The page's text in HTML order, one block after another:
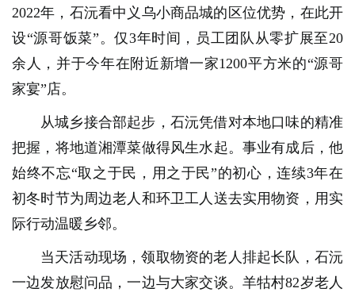
2022年，石沅看中义乌小商品城的区位优势，在此开
设“源哥饭菜”。仅3年时间，员工团队从零扩展至20
余人，并于今年在附近新增一家1200平方米的“源哥
家宴”店。
从城乡接合部起步，石沅凭借对本地口味的精准
把握，将地道湘潭菜做得风生水起。事业有成后，他
始终不忘“取之于民，用之于民”的初心，连续3年在
初冬时节为周边老人和环卫工人送去实用物资，用实
际行动温暖乡邻。
当天活动现场，领取物资的老人排起长队，石沅
一边发放慰问品，一边与大家交谈。羊牯村82岁老人